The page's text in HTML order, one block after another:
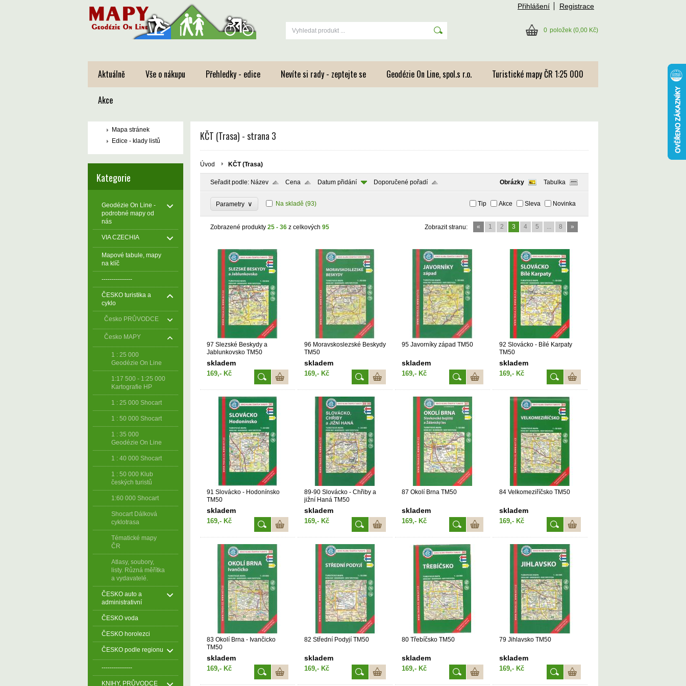
Přihlášení Registrace
0 položek (0,00 Kč)
Aktuálně Vše o nákupu Přehledky - edice Nevíte si rady - zeptejte se Geodézie On Line, spol.s r.o. Turistické mapy ČR 1:25 000
Akce
Mapa stránek
Edice - klady listů
Kategorie
Geodézie On Line -
podrobné mapy od
nás
VIA CZECHIA
Mapové tabule, mapy
na klíč
---------------
ČESKO turistika a
cyklo
Česko PRŮVODCE
Česko MAPY
1 : 25 000
Geodézie On Line
1:17 500 - 1:25 000
Kartografie HP
1 : 25 000 Shocart
1 : 50 000 Shocart
1 : 35 000
Geodézie On Line
1 : 40 000 Shocart
1 : 50 000 Klub
českých turistů
1:60 000 Shocart
Shocart Dálková
cyklotrasa
Tématické mapy
ČR
Atlasy, soubory,
listy. Různá měřítka
a vydavatelé.
ČESKO auto a
administrativní
ČESKO voda
ČESKO horolezci
ČESKO podle regionu
---------------
KNIHY, PRŮVODCE
KČT (Trasa) - strana 3
Úvod KČT (Trasa)
Seřadit podle: Název Cena Datum přidání Doporučené pořadí Obrázky Tabulka
Parametry ∨ Na skladě (93) Tip Akce Sleva Novinka
Zobrazené produkty 25 - 36 z celkových 95 Zobrazit stranu: « 1 2 3 4 5 ... 8 »
97 Slezské Beskydy a
Jablunkovsko TM50
skladem
169,- Kč
96 Moravskoslezské Beskydy
TM50
skladem
169,- Kč
95 Javorníky západ TM50
skladem
169,- Kč
92 Slovácko - Bílé Karpaty
TM50
skladem
169,- Kč
91 Slovácko - Hodonínsko
TM50
skladem
169,- Kč
89-90 Slovácko - Chřiby a
jižní Haná TM50
skladem
169,- Kč
87 Okolí Brna TM50
skladem
169,- Kč
84 Velkomeziříčsko TM50
skladem
169,- Kč
83 Okolí Brna - Ivančicko
TM50
skladem
169,- Kč
82 Střední Podyjí TM50
skladem
169,- Kč
80 Třebíčsko TM50
skladem
169,- Kč
79 Jihlavsko TM50
skladem
169,- Kč